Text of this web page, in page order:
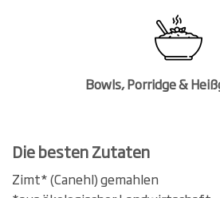
Bowls, Porridge &
Die besten Zutaten
Zimt* (Canehl) gemahlen